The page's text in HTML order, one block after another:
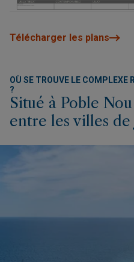
Télécharger les plans
OÙ SE TROUVE LE COMPLEXE
?
Situé à Poble
entre les villes